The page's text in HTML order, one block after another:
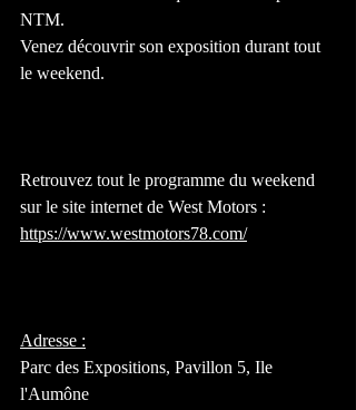
NTM.
Venez découvrir son exposition durant tout
le weekend.
Retrouvez tout le programme du weekend
sur le site internet de West Motors :
https://www.westmotors78.com/
Adresse :
Parc des Expositions, Pavillon 5, Ile
l'Aumône